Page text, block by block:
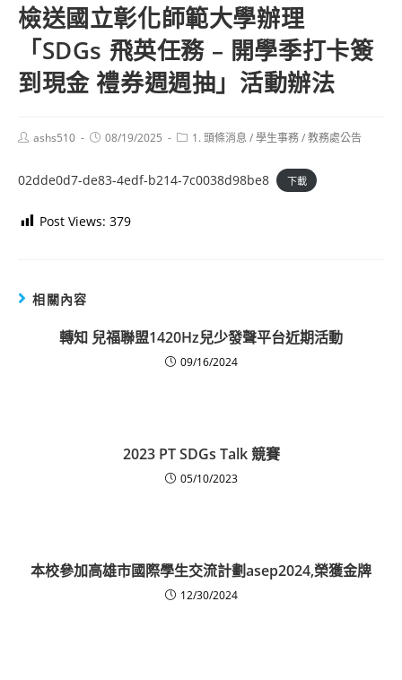
檢送國立彰化師範大學辦理
「SDGs 飛英任務 – 開學季打卡簽
到現金 禮券週週抽」活動辦法
Postashs510
Post08/19/2025
Post1. 頭條消息 /學生事務/教務處公告
02dde0d7-de83-4edf-b214-7c0038d98be8 下載
Post Views: 379
相關內容
轉知 兒福聯盟1420Hz兒少發聲平台近期活動
09/16/2024
2023 PT SDGs Talk 競賽
05/10/2023
本校參加高雄市國際學生交流計劃asep2024,榮獲金牌
12/30/2024